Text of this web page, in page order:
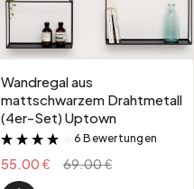
Wandregal aus
mattschwarzem Drahtmetall
(4er-Set) Uptown
&
6 Bewertungen
55.00 € 69.00 €